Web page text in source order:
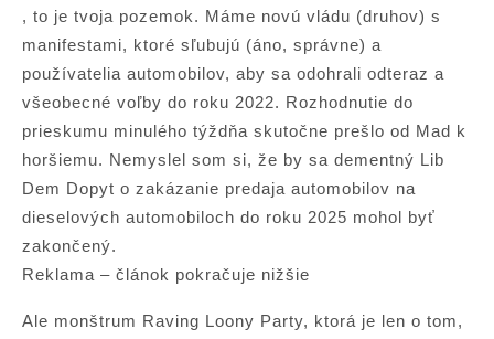
, to je tvoja pozemok. Máme novú vládu (druhov) s
manifestami, ktoré sľubujú (áno, správne) a
používatelia automobilov, aby sa odohrali odteraz a
všeobecné voľby do roku 2022. Rozhodnutie do
prieskumu minulého týždňa skutočne prešlo od Mad k
horšiemu. Nemyslel som si, že by sa dementný Lib
Dem Dopyt o zakázanie predaja automobilov na
dieselových automobiloch do roku 2025 mohol byť
zakončený.
Reklama – článok pokračuje nižšie
Ale monštrum Raving Loony Party, ktorá je len o tom,